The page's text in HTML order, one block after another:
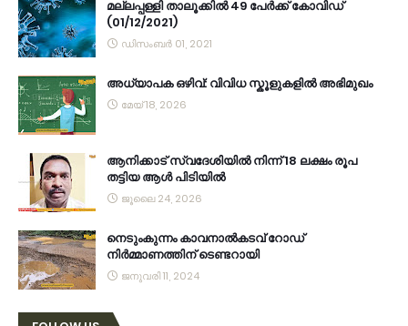
മല്ലപ്പള്ളി താലൂക്കിൽ 49 പേർക്ക് കോവിഡ്
(01/12/2021)
ഡിസംബർ 01, 2021
അധ്യാപക ഒഴിവ്: വിവിധ സ്കൂളുകളിൽ അഭിമുഖം
മേയ് 18, 2026
ആനിക്കാട് സ്വദേശിയിൽ നിന്ന് 18 ലക്ഷം രൂപ
തട്ടിയ ആൾ പിടിയിൽ
ജൂലൈ 24, 2026
നെടുംകുന്നം കാവനാല്‍കടവ് റോഡ്
നിര്‍മ്മാണത്തിന് ടെണ്ടറായി
ജനുവരി 11, 2024